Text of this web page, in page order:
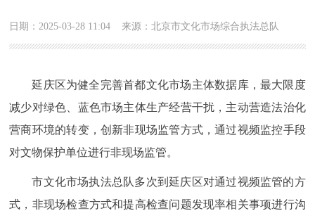
日期：2025-03-28 11:04 来源：北京市文化市场综合执法总队
延庆区为健全完善首都文化市场主体数据库，最大限度
减少对绿色、蓝色市场主体生产经营干扰，主动营造法治化
营商环境的转变，创新非现场监管方式，通过视频监控手段
对文物保护单位进行非现场监管。
市文化市场执法总队多次到延庆区对通过视频监管的方
式，非现场检查方式和提高检查问题发现率相关事项进行沟